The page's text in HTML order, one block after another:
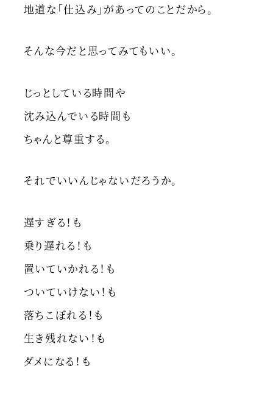
地道な「仕込み」があってのことだから。
そんな今だと思ってみてもいい。
じっとしている時間や
沈み込んでいる時間も
ちゃんと尊重する。
それでいいんじゃないだろうか。
遅すぎる！も
乗り遅れる！も
置いていかれる！も
ついていけない！も
落ちこぼれる！も
生き残れない！も
ダメになる！も